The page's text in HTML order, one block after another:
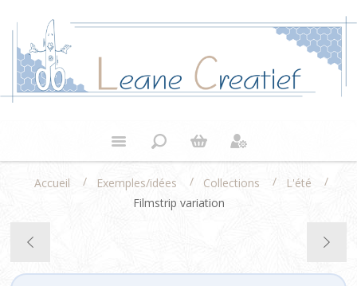
Accueil / Exemples/idées / Collections / L'été
/
Filmstrip variation